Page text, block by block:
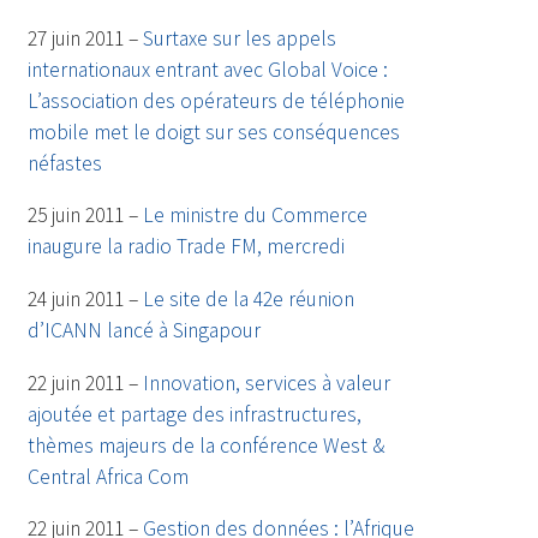
27 juin 2011 –Surtaxe sur les appels
internationaux entrant avec Global Voice :
L’association des opérateurs de téléphonie
mobile met le doigt sur ses conséquences
néfastes
25 juin 2011 – Le ministre du Commerce
inaugure la radio Trade FM, mercredi
24 juin 2011 – Le site de la 42e réunion
d’ICANN lancé à Singapour
22 juin 2011 – Innovation, services à valeur
ajoutée et partage des infrastructures,
thèmes majeurs de la conférence West &
Central Africa Com
22 juin 2011 – Gestion des données : l’Afrique